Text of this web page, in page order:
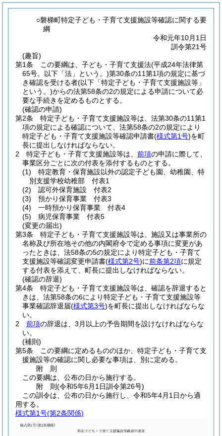
○磐梯町特定子ども・子育て支援施設等確認に関する要
綱
令和元年10月1日
訓令第21号
(趣旨)
第1条
この要綱は、子ども・子育て支援法(平成24年法律第
65号。以下「法」という。)第30条の11第1項の規定に基づ
き確認を受ける者(以下「特定子ども・子育て支援施設等」
という。)からの法第58条の2の規定による申請について必
要な手続きを定めるものとする。
(確認の申請)
第2条
特定子ども・子育て支援施設等は、法第30条の11第1
項の規定による確認について、法第58条の2の規定により
特定子ども・子育て支援施設等確認申請書(様式第1号)を町
長に提出しなければならない。
2
特定子ども・子育て支援施設等は、 前項の申請に際して、
事業区分ごとに次の付表を添付するものとする。
(1)
特定教育・保育施設以外の認定子ども園、幼稚園、特
別支援学校幼稚部 付表1
(2)
認可外保育施設 付表2
(3)
預かり保育事業 付表3
(4)
一時預かり保育事業 付表4
(5)
病児保育事業 付表5
(変更の届出)
第3条
特定子ども・子育て支援施設等は、施設又は事業所の
名称及び所在地その他の内閣府令で定める事項に変更があ
ったときは、法58条の5の規定により特定子ども・子育て
支援施設等確認変更申請書(様式第2号)に前条第2項に規定
する付表を添えて、町長に提出しなければならない。
(確認の辞退)
第4条
特定子ども・子育て支援施設等は、確認を辞退すると
きは、法第58条の6により特定子ども・子育て支援施設等
事業確認辞退届(様式第3号)を町長に提出しなければならな
い。
2
前項の辞退は、3月以上の予告期間を設けなければならな
い。
(補則)
第5条
この要綱に定めるもののほか、特定子ども・子育て支
援施設等の確認に関し必要な事項は、別に定める。
附 則
この要綱は、公布の日から施行する。
附 則(令和5年6月1日訓令第26号)
この訓令は、公布の日から施行し、令和5年4月1日から適
用する。
様式第1号(第2条関係)